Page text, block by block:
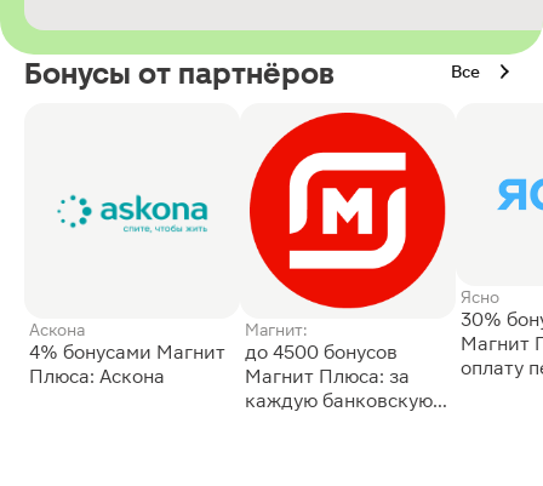
Бонусы от партнёров Все
Аскона
4% бонусами Магнит
Плюса: Аскона
Магнит:
до 4500 бонусов
Магнит Плюса: за
каждую банковскую
Ясно
30%
Магнит
оплату